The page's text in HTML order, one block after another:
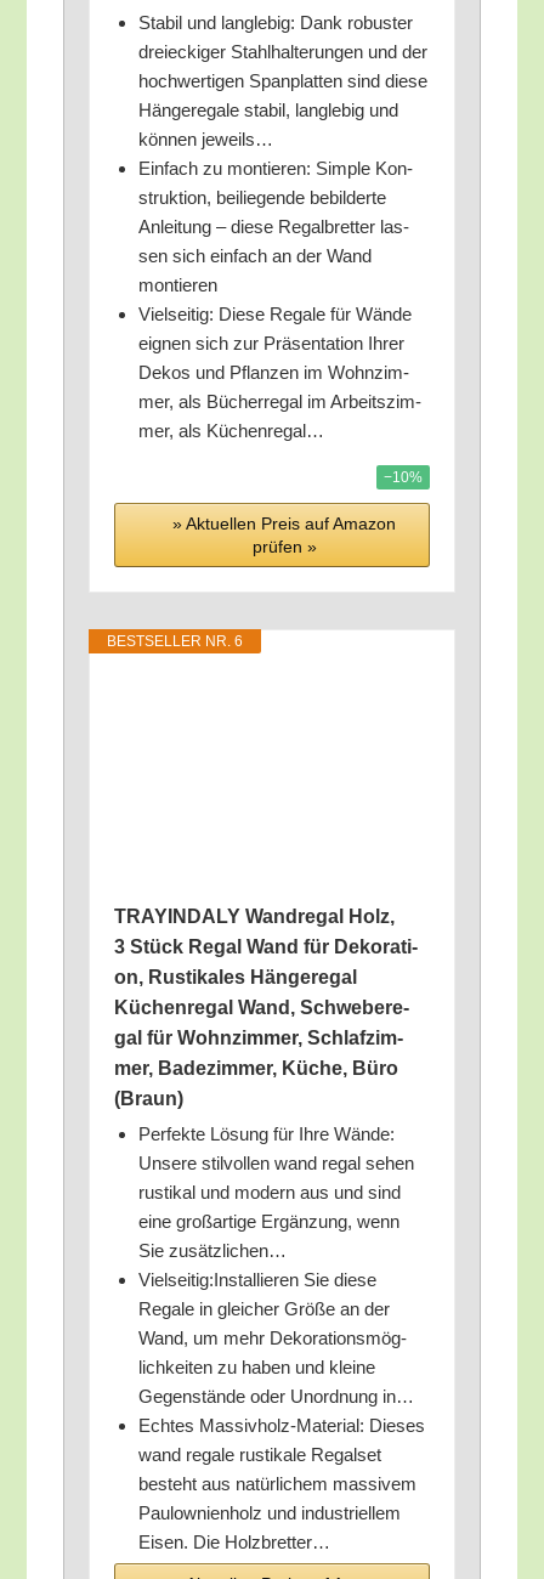
Sta­bil und lang­le­big: Dank robus­ter
drei­ecki­ger Stahl­hal­te­run­gen und der
hoch­wer­ti­gen Span­plat­ten sind die­se
Hän­ge­re­ga­le sta­bil, lang­le­big und
kön­nen jeweils…
Ein­fach zu mon­tie­ren: Simp­le Kon­
struk­ti­on, bei­lie­gen­de bebil­der­te
Anlei­tung – die­se Regal­bret­ter las­
sen sich ein­fach an der Wand
montieren
Viel­sei­tig: Die­se Rega­le für Wän­de
eig­nen sich zur Prä­sen­ta­ti­on Ihrer
Dekos und Pflan­zen im Wohn­zim­
mer, als Bücher­re­gal im Arbeits­zim­
mer, als Küchenregal…
−10%
» Aktu­el­len Preis auf Ama­zon
prü­fen »
BEST­SEL­LER NR. 6
TRAYINDALY Wand­re­gal Holz,
3 Stück Regal Wand für Deko­ra­ti­
on, Rus­ti­ka­les Hän­ge­re­gal
Küchen­re­gal Wand, Schwe­be­re­
gal für Wohn­zim­mer, Schlaf­zim­
mer, Bade­zim­mer, Küche, Büro
(Braun)
Per­fek­te Lösung für Ihre Wän­de:
Unse­re stil­vol­len wand regal sehen
rus­ti­kal und modern aus und sind
eine groß­ar­ti­ge Ergän­zung, wenn
Sie zusätzlichen…
Vielseitig:Installieren Sie die­se
Rega­le in glei­cher Grö­ße an der
Wand, um mehr Deko­ra­ti­ons­mög­
lich­kei­ten zu haben und klei­ne
Gegen­stän­de oder Unord­nung in…
Ech­tes Mas­siv­holz-Mate­ri­al: Die­ses
wand rega­le rus­ti­ka­le Regal­set
besteht aus natür­li­chem mas­si­vem
Pau­low­ni­en­holz und indus­tri­el­lem
Eisen. Die Holzbretter…